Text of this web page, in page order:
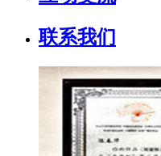
联系我们